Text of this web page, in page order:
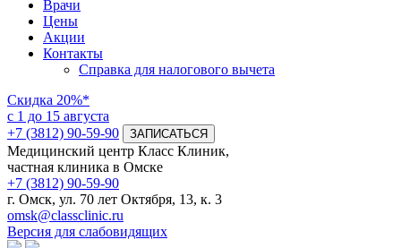
Врачи
Цены
Акции
Контакты
Справка для налогового вычета
Скидка 20%*
с 1 до 15 августа
+7 (3812) 90-59-90
ЗАПИСАТЬСЯ
Медицинский центр Класс Клиник,
частная клиника в Омске
+7 (3812) 90-59-90
г. Омск, ул. 70 лет Октября, 13, к. 3
omsk@classclinic.ru
Версия для слабовидящих